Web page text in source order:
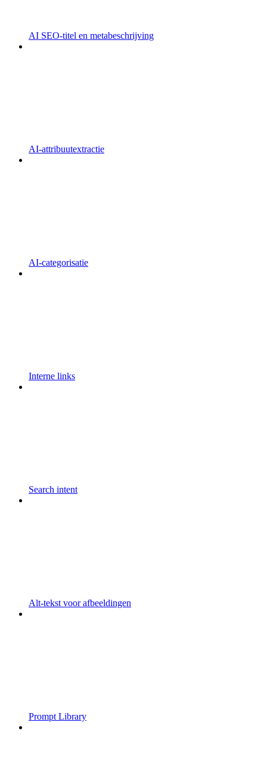
AI SEO-titel en metabeschrijving
AI-attribuutextractie
AI-categorisatie
Interne links
Search intent
Alt-tekst voor afbeeldingen
Prompt Library